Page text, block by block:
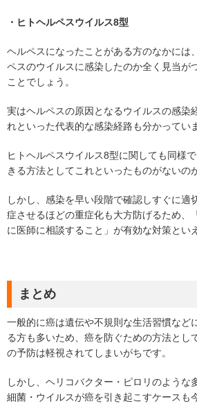
・ヒトヘルペスウイルス8型
ヘルペスになったことがある方のなかには
ペスのウイルスに感染したのか全く見当が
ことでしょう。
実はヘルペスの原因となるウイルスの感染
れといった代表的な感染経路も分かってい
ヒトヘルペスウイルス8型に関しても同様
きる方法としてこれといったものがないの
しかし、感染を早い段階で確認しすぐに適
症させるほどの重症化も大方防げるため、
に医師に相談すること」が有効な対策とい
まとめ
一般的に癌は遺伝や不規則な生活習慣など
る方も多いため、癌を防ぐための方法とし
の予防は軽視されてしまいがちです。
しかし、ヘリコバクター・ピロリのような
細菌・ウイルスが癌を引き起こすケースも